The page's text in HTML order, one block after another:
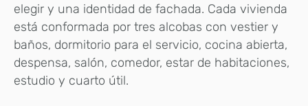
elegir y una identidad de fachada. Cada vivienda
está conformada por tres alcobas con vestier y
baños, dormitorio para el servicio, cocina abierta,
despensa, salón, comedor, estar de habitaciones,
estudio y cuarto útil.